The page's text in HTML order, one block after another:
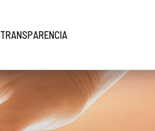
TRANSPARENCIA